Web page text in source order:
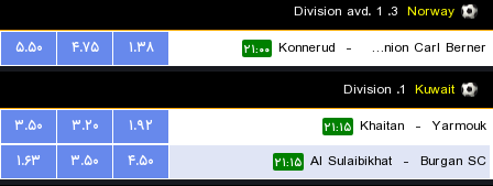
Norway
FK Union Carl Berner
-
Konnerud ۲۱:۰۰ ۱.۳۸ ۴.۷۵
۵.۵۰
Kuwait
Yarmouk
-
Khaitan ۲۱:۱۵ ۱.۹۲ ۳.۲۰
۳.۵۰
Burgan SC
-
Al Sulaibikhat ۲۱:۱۵ ۴.۵۰ ۳.۵۰
۱.۶۳